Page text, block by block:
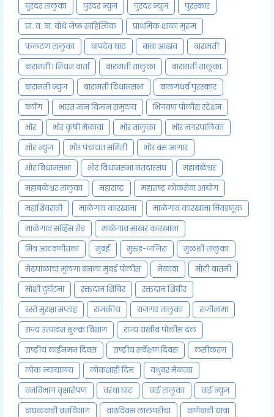
पुरंदर तालुका
पुरंदर न्युज पुरंदर न्यूज
पुरस्कार
प्रा. व. बा. बोधे जेष्ठ साहित्यिक
प्राथमिक शाळा मुरूम
फलटण तालुका
बापदेव घाट बाबा आढाव
बारामती
बारामती l निधन वार्ता
बारामती तालुका
बारामती तालूका
बारामती न्युज
बारामती विधानसभा
बालगंधर्व पुरस्कार
ब्लॉग
भारत ज्ञान विज्ञान समुदाय
भिगवण पोलीस स्टेशन
भोर
भोर कृषी मेळावा भोर तालुका
भोर नगरपालिका
भोर न्युज
भोर पंचायत समिती
भोर बस आगार
भोर विधानसभा
भोर विधानसभा मतदारसंघ
महाबळेश्वर
महाबळेश्वर तालुका
महाराष्ट्र
महाराष्ट्र लोकसेवा आयोग
महाशिवरात्री
माळेगाव कारखाना
माळेगाव कारखाना निवडणूक
माळेगाव सर्व्हिस रोड
माळेगाव साखर कारखाना
मित्र आठवणीतला
मुंबई मुरुड-जंजिरा
मुळशी तालुका
मेंढपाळाचा मुलगा बनला मुंबई पोलीस
मेळावा
मोठी बातमी
मोशी दुर्घटना
रक्तदान शिबिर
रक्तदान शिबीर
रस्ते सुरक्षा सप्ताह
राजकीय राजगड तालुका
राजीनामा
राज्य उत्पादन शुल्क विभाग
राज्य राखीव पोलीस दल
राष्ट्रीय लाईनमन दिवस
राष्ट्रीय सर्वेक्षण दिवस
लसीकरण
लोक न्यायालय
लोकशाही दिन
वधुवर मेळावा
वनविभाग वृक्षारोपण
वरंधा घाट वाई तालुका
वाई न्युज
वाघळवाडी वनविभाग
वाढदिवस लालपरीचा
वाणेवाडी यात्रा